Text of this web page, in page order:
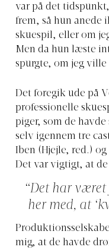
var på det
frem, så hun anede
skuespil, eller om
Men da hun læste
spurgte, om jeg
Det foregik ude på
professionelle
piger, som de
selv igennem tre
Iben (Hjejle, red.)
Det var vigtigt, at
“Det har
her med, at
mig, at de havde